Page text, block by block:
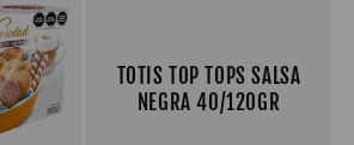
TOTIS TOP TOPS SALSA
NEGRA 40/120GR